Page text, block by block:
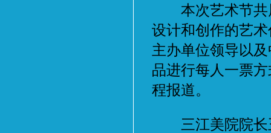
本次艺术节共
设计和创作的艺
主办单位领导以
品进行每人一票
程报道。
三江美院院长